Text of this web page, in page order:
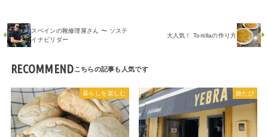
スペインの靴修理屋さん 〜 ソステ
イナビリダー
大人気！ Tortillaの作り方
RECOMMEND
暮らしを楽しむ 旅たび